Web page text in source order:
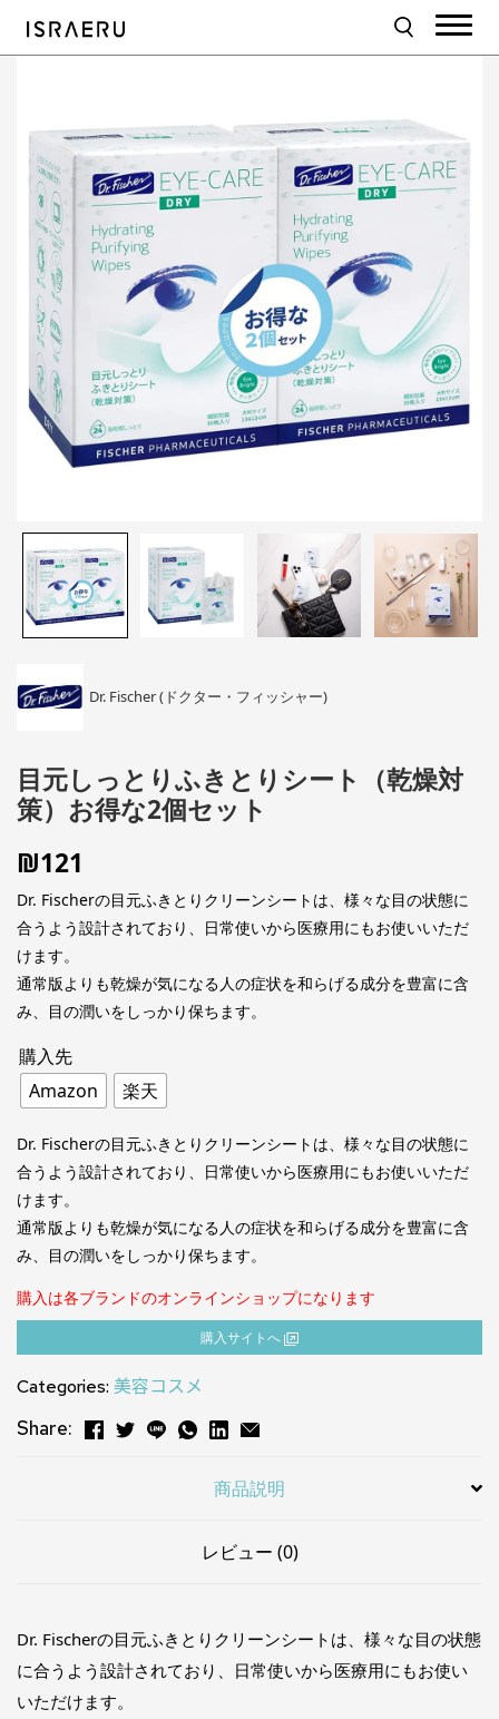
Dr. Fischer (ドクター・フィッシャー)
目元しっとりふきとりシート（乾燥対
策）お得な2個セット
₪121
Dr. Fischerの目元ふきとりクリーンシートは、様々な目の状態に
合うよう設計されており、日常使いから医療用にもお使いいただ
けます。
通常版よりも乾燥が気になる人の症状を和らげる成分を豊富に含
み、目の潤いをしっかり保ちます。
購入先
Amazon
楽天
Dr. Fischerの目元ふきとりクリーンシートは、様々な目の状態に
合うよう設計されており、日常使いから医療用にもお使いいただ
けます。
通常版よりも乾燥が気になる人の症状を和らげる成分を豊富に含
み、目の潤いをしっかり保ちます。
購入は各ブランドのオンラインショップになります
購⼊サイトへ
Categories: 美容コスメ
Share:
商品説明
レビュー (0)
Dr. Fischerの目元ふきとりクリーンシートは、様々な目の状態
に合うよう設計されており、日常使いから医療用にもお使い
いただけます。